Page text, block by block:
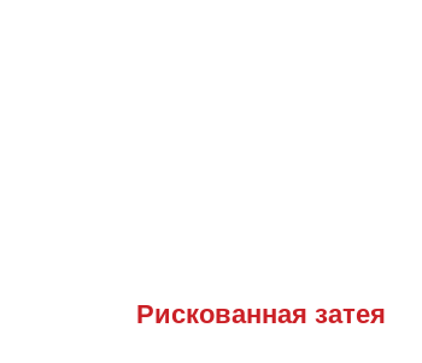
Рискованная затея